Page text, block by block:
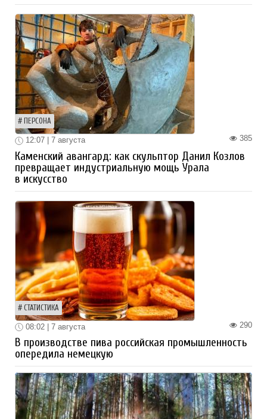
ПЕРСОНА
385
12:07 | 7 августа
Каменский авангард: как скульптор Данил Козлов
превращает индустриальную мощь Урала
в искусство
СТАТИСТИКА
290
08:02 | 7 августа
В производстве пива российская промышленность
опередила немецкую